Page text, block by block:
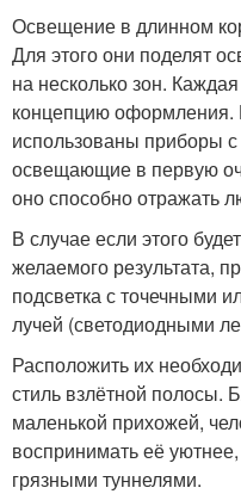
Освещение в длинном
Для этого они поделят
на несколько зон.
концепцию оформления.
использованы приборы
освещающие в первую
оно способно отражать
В случае если этого
желаемого результата,
подсветка с точечными
лучей (светодиодными
Расположить их
стиль взлётной полосы.
маленькой прихожей,
воспринимать её
грязными туннелями.